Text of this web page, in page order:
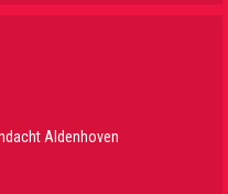
Aldenhoven